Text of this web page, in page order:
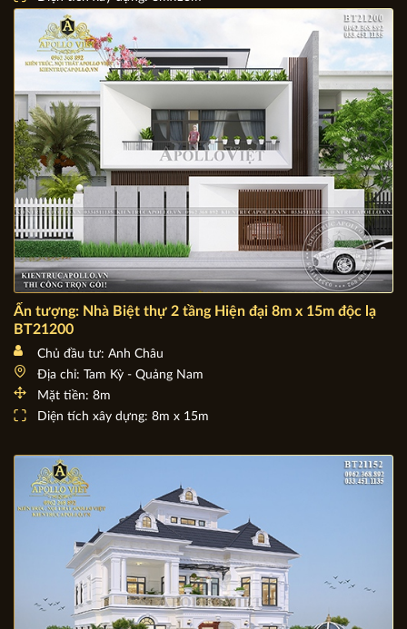
Chủ đầu tư: Anh Hưng - chị Mai
Địa chỉ: Điện Biên
Mặt tiền: 8m
Diện tích xây dựng: 8mx13m
Ấn tượng: Nhà Biệt thự 2 tầng Hiện đại 8m x 15m độc lạ
BT21200
Chủ đầu tư: Anh Châu
Mặt tiền: 8m
Diện tích xây dựng: 8m x 15m